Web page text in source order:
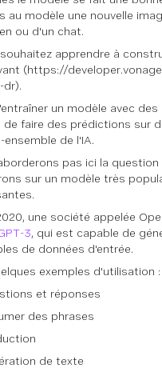
au modèle une nouvelle
ou d'un chat.
apprendre à
(https://
dr).
un modèle avec
de faire des prédictions sur
ensemble de l'IA.
pas ici la
sur un modèle très
une société appelée
3, qui est capable de
de données d'entrée.
exemples d'utilisation :
et réponses
des phrases
de texte